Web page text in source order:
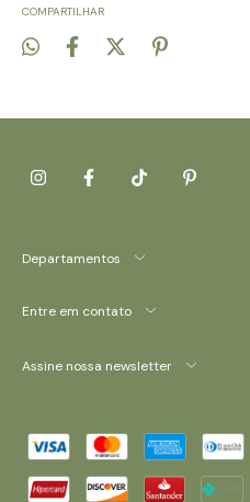
COMPARTILHAR
Departamentos
Entre em contato
Assine nossa newsletter